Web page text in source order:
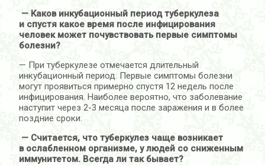
— Каков инкубационный период туберкулеза
и спустя какое время после инфицирования
человек может почувствовать первые симптомы
болезни?
— При туберкулезе отмечается длительный
инкубационный период. Первые симптомы болезни
могут проявиться примерно спустя 12 недель после
инфицирования. Наиболее вероятно, что заболевание
наступит через 2-3 месяца после заражения и в более
поздние сроки.
— Считается, что туберкулез чаще возникает
в ослабленном организме, у людей со сниженным
иммунитетом. Всегда ли так бывает?